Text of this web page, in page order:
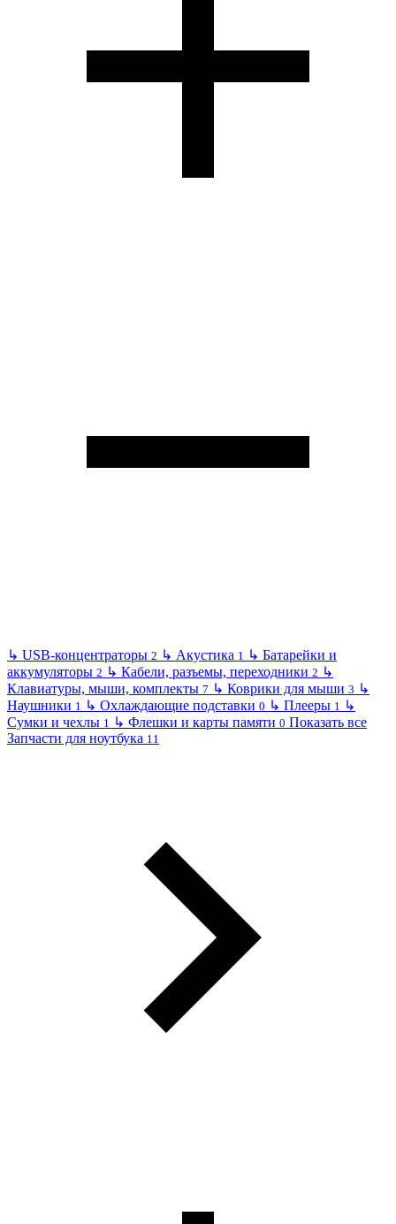
↳ USB-концентраторы 2 ↳ Акустика 1 ↳ Батарейки и
аккумуляторы 2 ↳ Кабели, разъемы, переходники 2 ↳
Клавиатуры, мыши, комплекты 7 ↳ Коврики для мыши 3 ↳
Наушники 1 ↳ Охлаждающие подставки 0 ↳ Плееры 1 ↳
Сумки и чехлы 1 ↳ Флешки и карты памяти 0 Показать все
Запчасти для ноутбука 11